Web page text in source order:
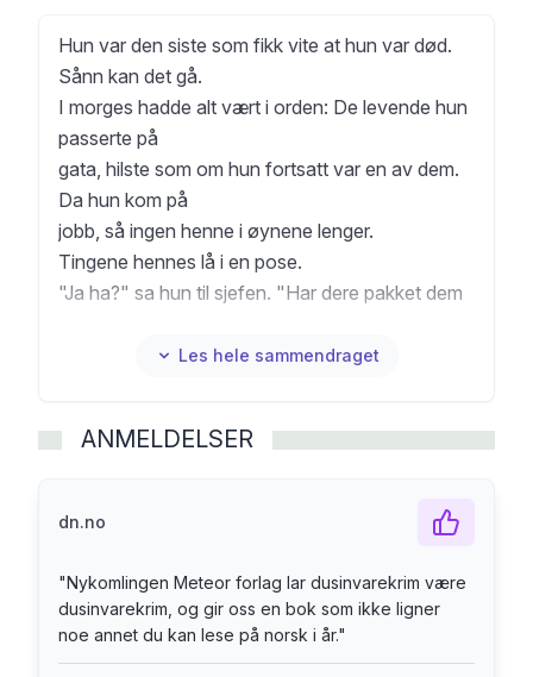
Hun var den siste som fikk vite at hun var død.
Sånn kan det gå.
I morges hadde alt vært i orden: De levende hun
passerte på
gata, hilste som om hun fortsatt var en av dem.
Da hun kom på
jobb, så ingen henne i øynene lenger.
Tingene hennes lå i en pose.
"Ja ha?" sa hun til sjefen. "Har dere pakket dem
brennes."
levende. Hun besøker leiligheten sin, sitter på
– og lager stort sett dårlig stemning hvor enn hun
går. Hun er til bry. Ingen liker de døde. De døde
har sine bli-kjent-kvelder, men selv blant dem er
kvinnen en fremmed. Maria prøver å overbevise
Les hele sammendraget
ANMELDELSER
dn.no
"Nykomlingen Meteor forlag lar dusinvarekrim være
dusinvarekrim, og gir oss en bok som ikke ligner
noe annet du kan lese på norsk i år."